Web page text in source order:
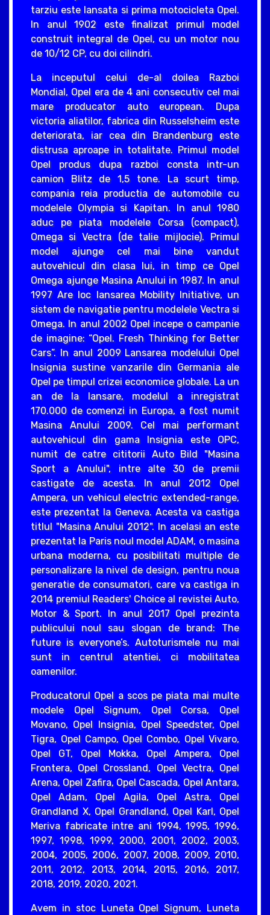
tarziu este lansata si prima motocicleta Opel.
In anul 1902 este finalizat primul model
construit integral de Opel, cu un motor nou
de 10/12 CP, cu doi cilindri.
La inceputul celui de-al doilea Razboi
Mondial, Opel era de 4 ani consecutiv cel mai
mare producator auto european. Dupa
victoria aliatilor, fabrica din Russelsheim este
deteriorata, iar cea din Brandenburg este
distrusa aproape in totalitate. Primul model
Opel produs dupa razboi consta intr-un
camion Blitz de 1,5 tone. La scurt timp,
compania reia productia de automobile cu
modelele Olympia si Kapitan. In anul 1980
aduc pe piata modelele Corsa (compact),
Omega si Vectra (de talie mijlocie). Primul
model ajunge cel mai bine vandut
autovehicul din clasa lui, in timp ce Opel
Omega ajunge Masina Anului in 1987. In anul
1997 Are loc lansarea Mobility Initiative, un
sistem de navigatie pentru modelele Vectra si
Omega. In anul 2002 Opel incepe o campanie
de imagine: “Opel. Fresh Thinking for Better
Cars”. In anul 2009 Lansarea modelului Opel
Insignia sustine vanzarile din Germania ale
Opel pe timpul crizei economice globale. La un
an de la lansare, modelul a inregistrat
170.000 de comenzi in Europa, a fost numit
Masina Anului 2009. Cel mai performant
autovehicul din gama Insignia este OPC,
numit de catre cititorii Auto Bild "Masina
Sport a Anului", intre alte 30 de premii
castigate de acesta. In anul 2012 Opel
Ampera, un vehicul electric extended-range,
este prezentat la Geneva. Acesta va castiga
titlul "Masina Anului 2012". In acelasi an este
prezentat la Paris noul model ADAM, o masina
urbana moderna, cu posibilitati multiple de
personalizare la nivel de design, pentru noua
generatie de consumatori, care va castiga in
2014 premiul Readers' Choice al revistei Auto,
Motor & Sport. In anul 2017 Opel prezinta
publicului noul sau slogan de brand: The
future is everyone’s. Autoturismele nu mai
sunt in centrul atentiei, ci mobilitatea
oamenilor.
Producatorul Opel a scos pe piata mai multe
modele Opel Signum, Opel Corsa, Opel
Movano, Opel Insignia, Opel Speedster, Opel
Tigra, Opel Campo, Opel Combo, Opel Vivaro,
Opel GT, Opel Mokka, Opel Ampera, Opel
Frontera, Opel Crossland, Opel Vectra, Opel
Arena, Opel Zafira, Opel Cascada, Opel Antara,
Opel Adam, Opel Agila, Opel Astra, Opel
Grandland X, Opel Grandland, Opel Karl, Opel
Meriva fabricate intre ani 1994, 1995, 1996,
1997, 1998, 1999, 2000, 2001, 2002, 2003,
2004, 2005, 2006, 2007, 2008, 2009, 2010,
2011, 2012, 2013, 2014, 2015, 2016, 2017,
2018, 2019, 2020, 2021.
Avem in stoc Luneta Opel Signum, Luneta